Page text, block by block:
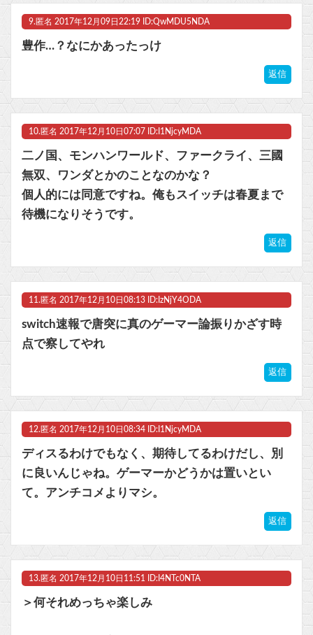
9. 匿名 2017年12月09日22:19 ID:QwMDU5NDA
豊作…？なにかあったっけ
返信
10. 匿名 2017年12月10日07:07 ID:I1NjcyMDA
二ノ国、モンハンワールド、ファークライ、三國
無双、ワンダとかのことなのかな？
個人的には同意ですね。俺もスイッチは春夏まで
待機になりそうです。
返信
11. 匿名 2017年12月10日08:13 ID:IzNjY4ODA
switch速報で唐突に真のゲーマー論振りかざす時
点で察してやれ
返信
12. 匿名 2017年12月10日08:34 ID:I1NjcyMDA
ディスるわけでもなく、期待してるわけだし、別
に良いんじゃね。ゲーマーかどうかは置いとい
て。アンチコメよりマシ。
返信
13. 匿名 2017年12月10日11:51 ID:I4NTc0NTA
＞何それめっちゃ楽しみ